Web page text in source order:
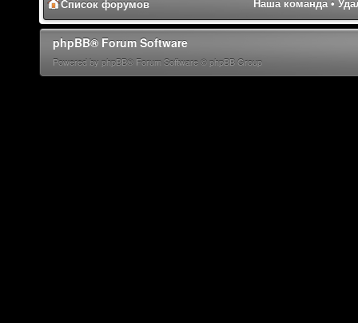
Список форумов Наша команда •
phpBB® Forum Software
Powered by phpBB® Forum Software © phpBB Group